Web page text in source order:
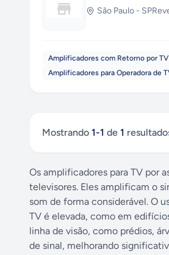
São Paulo - SP
Amplificadores com Retorno por
Amplificadores para Operadora de
Mostrando 1-1 de 1
Os amplificadores para TV por
televisores. Eles amplificam o
som de forma considerável. O
TV é elevada, como em
linha de visão, como prédios,
de sinal, melhorando